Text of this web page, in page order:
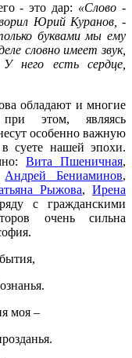
- это дар: «Слово -
Юрий Куранов, -
буквами мы ему
словно имеет звук,
него есть сердце,
обладают и многие
при этом, являясь
особенно важную
суете нашей эпохи.
Вита Пшеничная,
Андрей Бениаминов,
Рыжова, Ирена
с гражданскими
очень сильна
моя –